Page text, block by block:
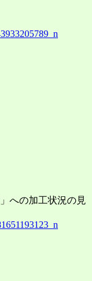
への加工状況の見